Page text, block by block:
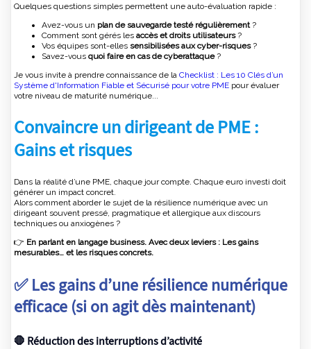
Quelques questions simples permettent une auto-évaluation rapide :
Avez-vous un plan de sauvegarde testé régulièrement ?
Comment sont gérés les accès et droits utilisateurs?
Vos équipes sont-elles sensibilisées aux cyber-risques?
Savez-vous quoi faire en cas de cyberattaque?
Je vous invite à prendre connaissance de la Checklist : Les 10 Clés d’un
Système d'Information Fiable et Sécurisé pour votre PME pour évaluer
votre niveau de maturité numérique...
Convaincre un dirigeant de PME :
Gains et risques
Dans la réalité d’une PME, chaque jour compte. Chaque euro investi doit
générer un impact concret.
Alors comment aborder le sujet de la résilience numérique avec un
dirigeant souvent pressé, pragmatique et allergique aux discours
techniques ou anxiogènes ?
👉 En parlant en langage business. Avec deux leviers : Les gains
mesurables… et les risques concrets.
✅ Les gains d’une résilience numérique
efficace (si on agit dès maintenant)
🛑 Réduction des interruptions d’activité